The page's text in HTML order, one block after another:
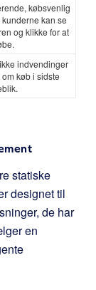
købsvenlig
kan se
og klikke for at
indvendinger
køb i sidste
statiske
designet til
de har
en